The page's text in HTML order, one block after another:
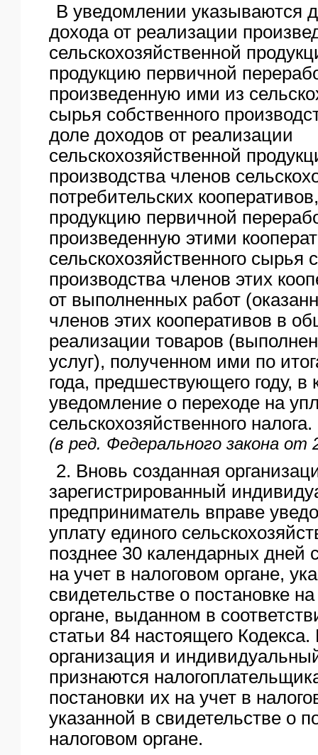
В уведомлении указываются
дохода от реализации
сельскохозяйственной
продукцию первичной
произведенную ими из
сырья собственного
доле доходов от реализации
сельскохозяйственной
производства членов
потребительских
продукцию первичной
произведенную этими
сельскохозяйственного сырья
производства членов этих
от выполненных работ
членов этих кооперативов в
реализации товаров
услуг), полученном ими по
года, предшествующего году, в
уведомление о переходе на
сельскохозяйственного налога.
(в ред. Федерального закона от
2. Вновь созданная
зарегистрированный
предприниматель вправе
уплату единого
позднее 30 календарных дней
на учет в налоговом органе,
свидетельстве о постановке
органе, выданном в
статьи 84 настоящего
организация и
признаются
постановки их на учет в
указанной в свидетельстве о
налоговом органе.